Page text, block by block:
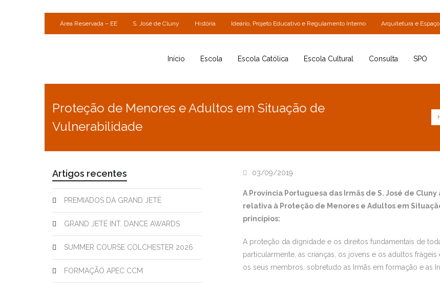
Área Reservada – EE S. José de Cluny História Ideário, Projeto Educativo e Regulamento Interno Arquitetura e Espaço
Início Escola Escola Católica Escola Cultural Consulta SPO
Proteção de Menores e Adultos em Situação de
Vulnerabilidade
03/09/2019
A Província Portuguesa das Irmãs de S. José de
relativa à Proteção de Menores e Adultos em
princípios:
A proteção da dignidade e os direitos fundamentais de
particularmente, as crianças, os jovens e os adultos
os seus membros, sobretudo as Irmãs em formação e as
Artigos recentes
PREMIADOS DA GRAND JETÉ
GRAND JETÉ INT. DANCE AWARDS
SUMMER COURSE COLCHESTER 2026
FORMAÇÃO APEC CCM